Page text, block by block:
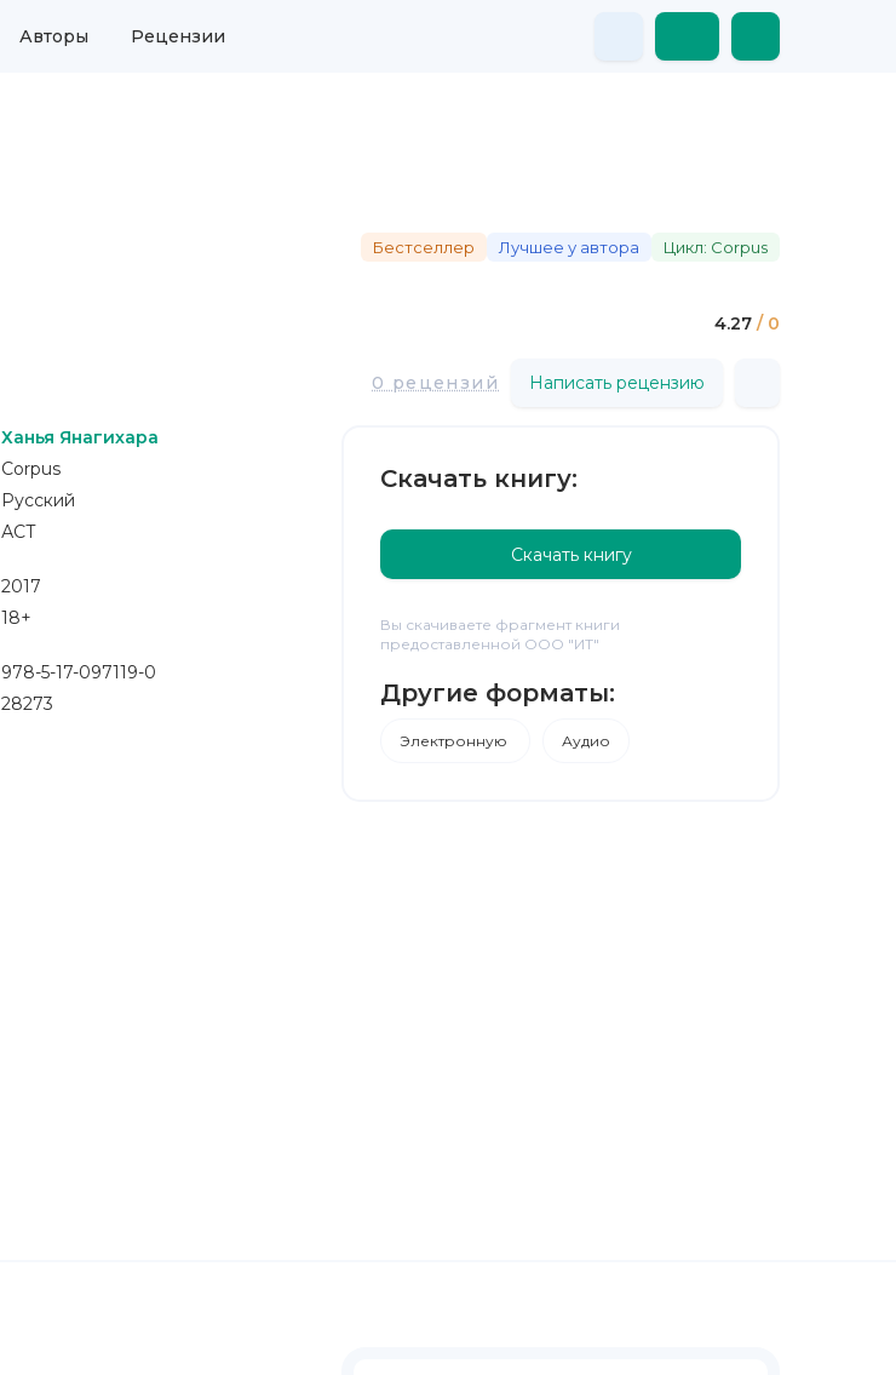
Авторы Рецензии
Бестселлер Лучшее у автора Цикл: Corpus
4.27 / 0
0 рецензий Написать рецензию
Ханья Янагихара
Corpus
Русский
АСТ
2017
18+
978-5-17-097119-0
28273
Скачать книгу:
Скачать книгу
Вы скачиваете фрагмент книги
предоставленной ООО "ИТ"
Другие форматы:
Электронную Аудио